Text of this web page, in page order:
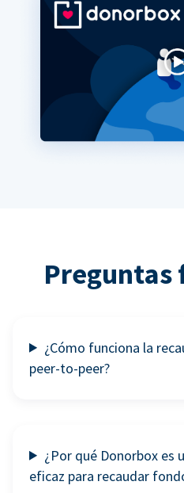
Preguntas
¿Cómo funciona la
peer-to-peer?
¿Por qué Donorbox es
eficaz para recaudar